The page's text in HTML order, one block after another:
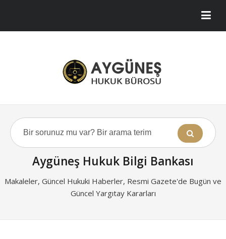
Aygüneş Hukuk Bilgi Bankası
Makaleler, Güncel Hukuki Haberler, Resmi Gazete'de Bugün ve
Güncel Yargıtay Kararları